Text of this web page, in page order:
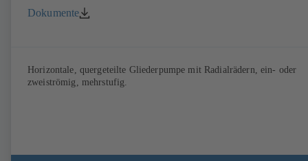
Dokumente
Horizontale, quergeteilte Gliederpumpe mit Radialrädern, ein- oder
zweiströmig, mehrstufig.